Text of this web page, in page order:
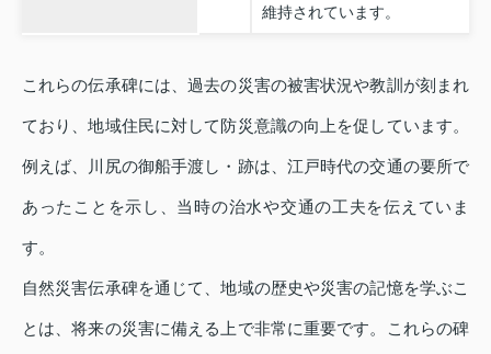
維持されています。
これらの伝承碑には、過去の災害の被害状況や教訓が刻まれ
ており、地域住民に対して防災意識の向上を促しています。
例えば、川尻の御船手渡し・跡は、江戸時代の交通の要所で
あったことを示し、当時の治水や交通の工夫を伝えていま
す。
自然災害伝承碑を通じて、地域の歴史や災害の記憶を学ぶこ
とは、将来の災害に備える上で非常に重要です。これらの碑